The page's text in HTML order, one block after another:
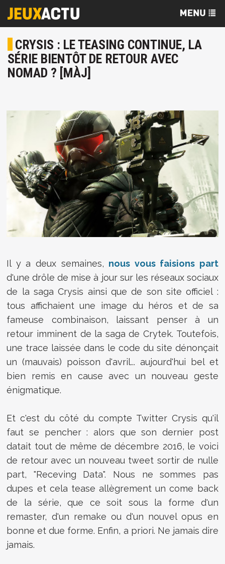
CRYSIS : LE TEASING CONTINUE, LA
SÉRIE BIENTÔT DE RETOUR AVEC
NOMAD ? [MÀJ]
Il y a deux semaines, nous vous faisions part
d'une drôle de mise à jour sur les réseaux sociaux
de la saga Crysis ainsi que de son site officiel :
tous affichaient une image du héros et de sa
fameuse combinaison, laissant penser à un
retour imminent de la saga de Crytek. Toutefois,
une trace laissée dans le code du site dénonçait
un (mauvais) poisson d'avril... aujourd'hui bel et
bien remis en cause avec un nouveau geste
énigmatique.
Et c'est du côté du compte Twitter Crysis qu'il
faut se pencher : alors que son dernier post
datait tout de même de décembre 2016, le voici
de retour avec un nouveau tweet sortir de nulle
part, "Receving Data". Nous ne sommes pas
dupes et cela tease allègrement un come back
de la série, que ce soit sous la forme d'un
remaster, d'un remake ou d'un nouvel opus en
bonne et due forme. Enfin, a priori. Ne jamais dire
jamais.